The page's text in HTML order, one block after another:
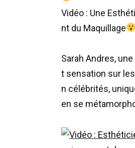
Vidéo : Une
nt du Maquillage
Sarah Andres, une
t sensation sur les
n célébrités,
en se